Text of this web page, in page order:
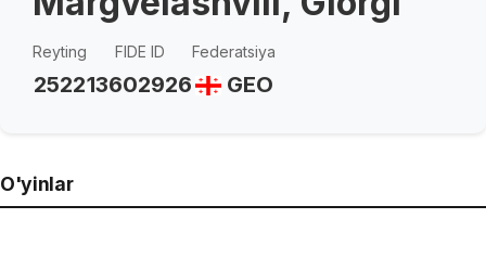
Reyting
2522
FIDE ID
13602926
Federatsiya
GEO
O'yinlar